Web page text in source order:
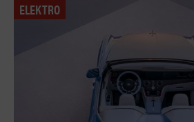
ELEKTRO